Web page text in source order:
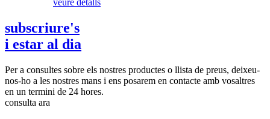
subscriure's
i estar al dia
Per a consultes sobre els nostres productes o llista de preus, deixeu-
nos-ho a les nostres mans i ens posarem en contacte amb vosaltres
en un termini de 24 hores.
consulta ara